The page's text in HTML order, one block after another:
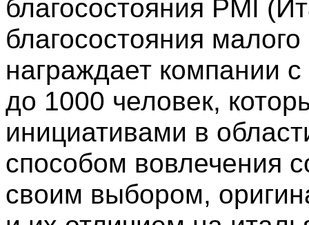
благосостояния PMI
благосостояния
награждает компании
до 1000 человек,
инициативами в
способом вовлечения
своим выбором,